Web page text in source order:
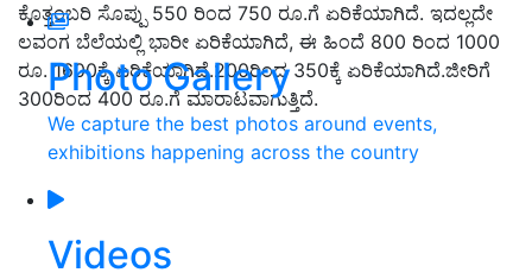
Photo Gallery
We capture the best photos around events,
exhibitions happening across the country
Videos
ಕೊತ್ತಂಬರಿ ಸೊಪ್ಪು 550 ರಿಂದ 750 ರೂ.ಗೆ ಏರಿಕೆಯಾಗಿದೆ. ಇದಲ್ಲದೇ
ಲವಂಗ ಬೆಲೆಯಲ್ಲಿ ಭಾರೀ ಏರಿಕೆಯಾಗಿದೆ, ಈ ಹಿಂದೆ 800 ರಿಂದ 1000
ರೂ. 1600ಕ್ಕೆ ಏರಿಕೆಯಾಗಿದೆ.200ರಿಂದ 350ಕ್ಕೆ ಏರಿಕೆಯಾಗಿದೆ.ಜೀರಿಗೆ
300ರಿಂದ 400 ರೂ.ಗೆ ಮಾರಾಟವಾಗುತ್ತಿದೆ.